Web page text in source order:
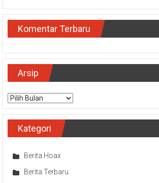
Komentar Terbaru
Arsip
Arsip
Kategori
Berita Hoax
Berita Terbaru